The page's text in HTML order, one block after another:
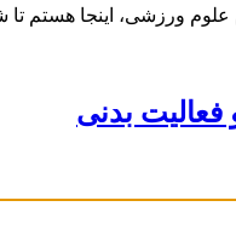
ورزشی، اینجا هستم تا
بدنی